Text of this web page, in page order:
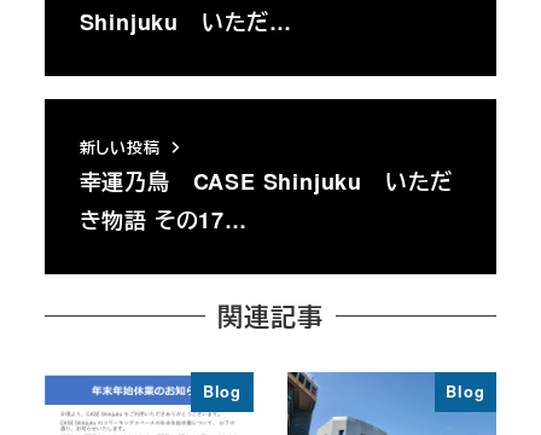
Shinjuku いただ…
新しい投稿
幸運乃鳥 CASE Shinjuku いただ
き物語 その17…
関連記事
Blog Blog